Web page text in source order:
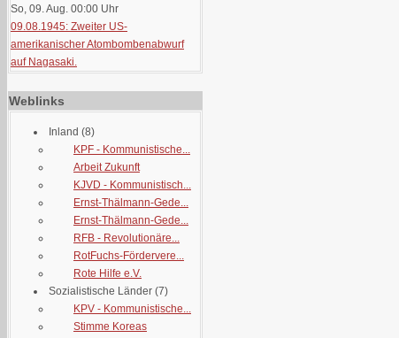
So, 09. Aug. 00:00 Uhr
09.08.1945: Zweiter US-
amerikanischer Atombombenabwurf
auf Nagasaki.
Weblinks
Inland (8)
KPF - Kommunistische...
Arbeit Zukunft
KJVD - Kommunistisch...
Ernst-Thälmann-Gede...
Ernst-Thälmann-Gede...
RFB - Revolutionäre...
RotFuchs-Fördervere...
Rote Hilfe e.V.
Sozialistische Länder (7)
KPV - Kommunistische...
Stimme Koreas